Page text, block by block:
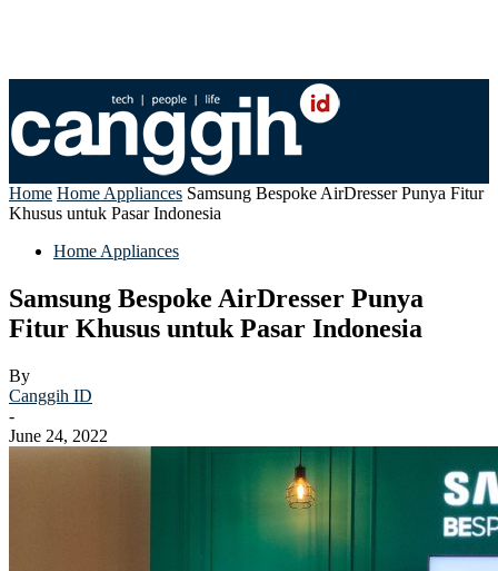
Home Home Appliances Samsung Bespoke AirDresser Punya Fitur
Khusus untuk Pasar Indonesia
Home Appliances
Samsung Bespoke AirDresser Punya
Fitur Khusus untuk Pasar Indonesia
By
Canggih ID
-
June 24, 2022